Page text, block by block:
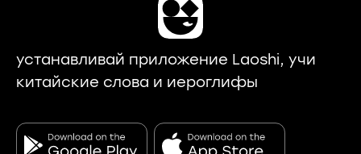
устанавливай приложение Laoshi, учи
китайские слова и иероглифы